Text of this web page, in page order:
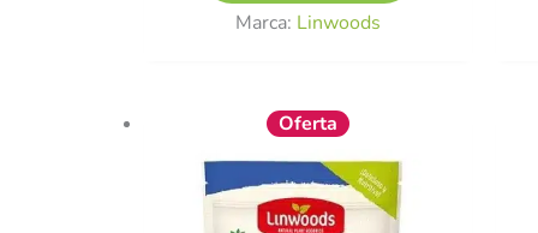
Marca: Linwoods
Oferta
El
precio
original
era:
5,85 €.
actual
es:
5,26 €.